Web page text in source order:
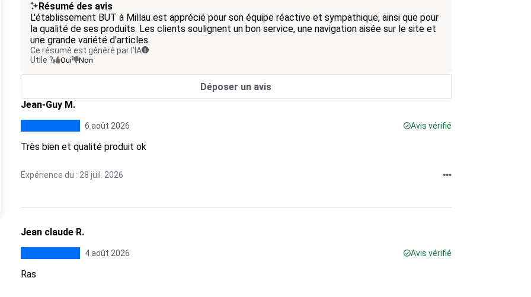
Résumé des avis
L'établissement BUT à Millau est apprécié pour son équipe réactive et sympathique, ainsi que pour
la qualité de ses produits. Les clients soulignent un bon service, une navigation aisée sur le site et
une grande variété d'articles.
Ce résumé est généré par l’IA
Utile ?
Oui Non
Déposer un avis
Jean-Guy M.
6 août 2026 Avis vérifié
Très bien et qualité produit ok
Expérience du : 28 juil. 2026
Jean claude R.
4 août 2026 Avis vérifié
Ras